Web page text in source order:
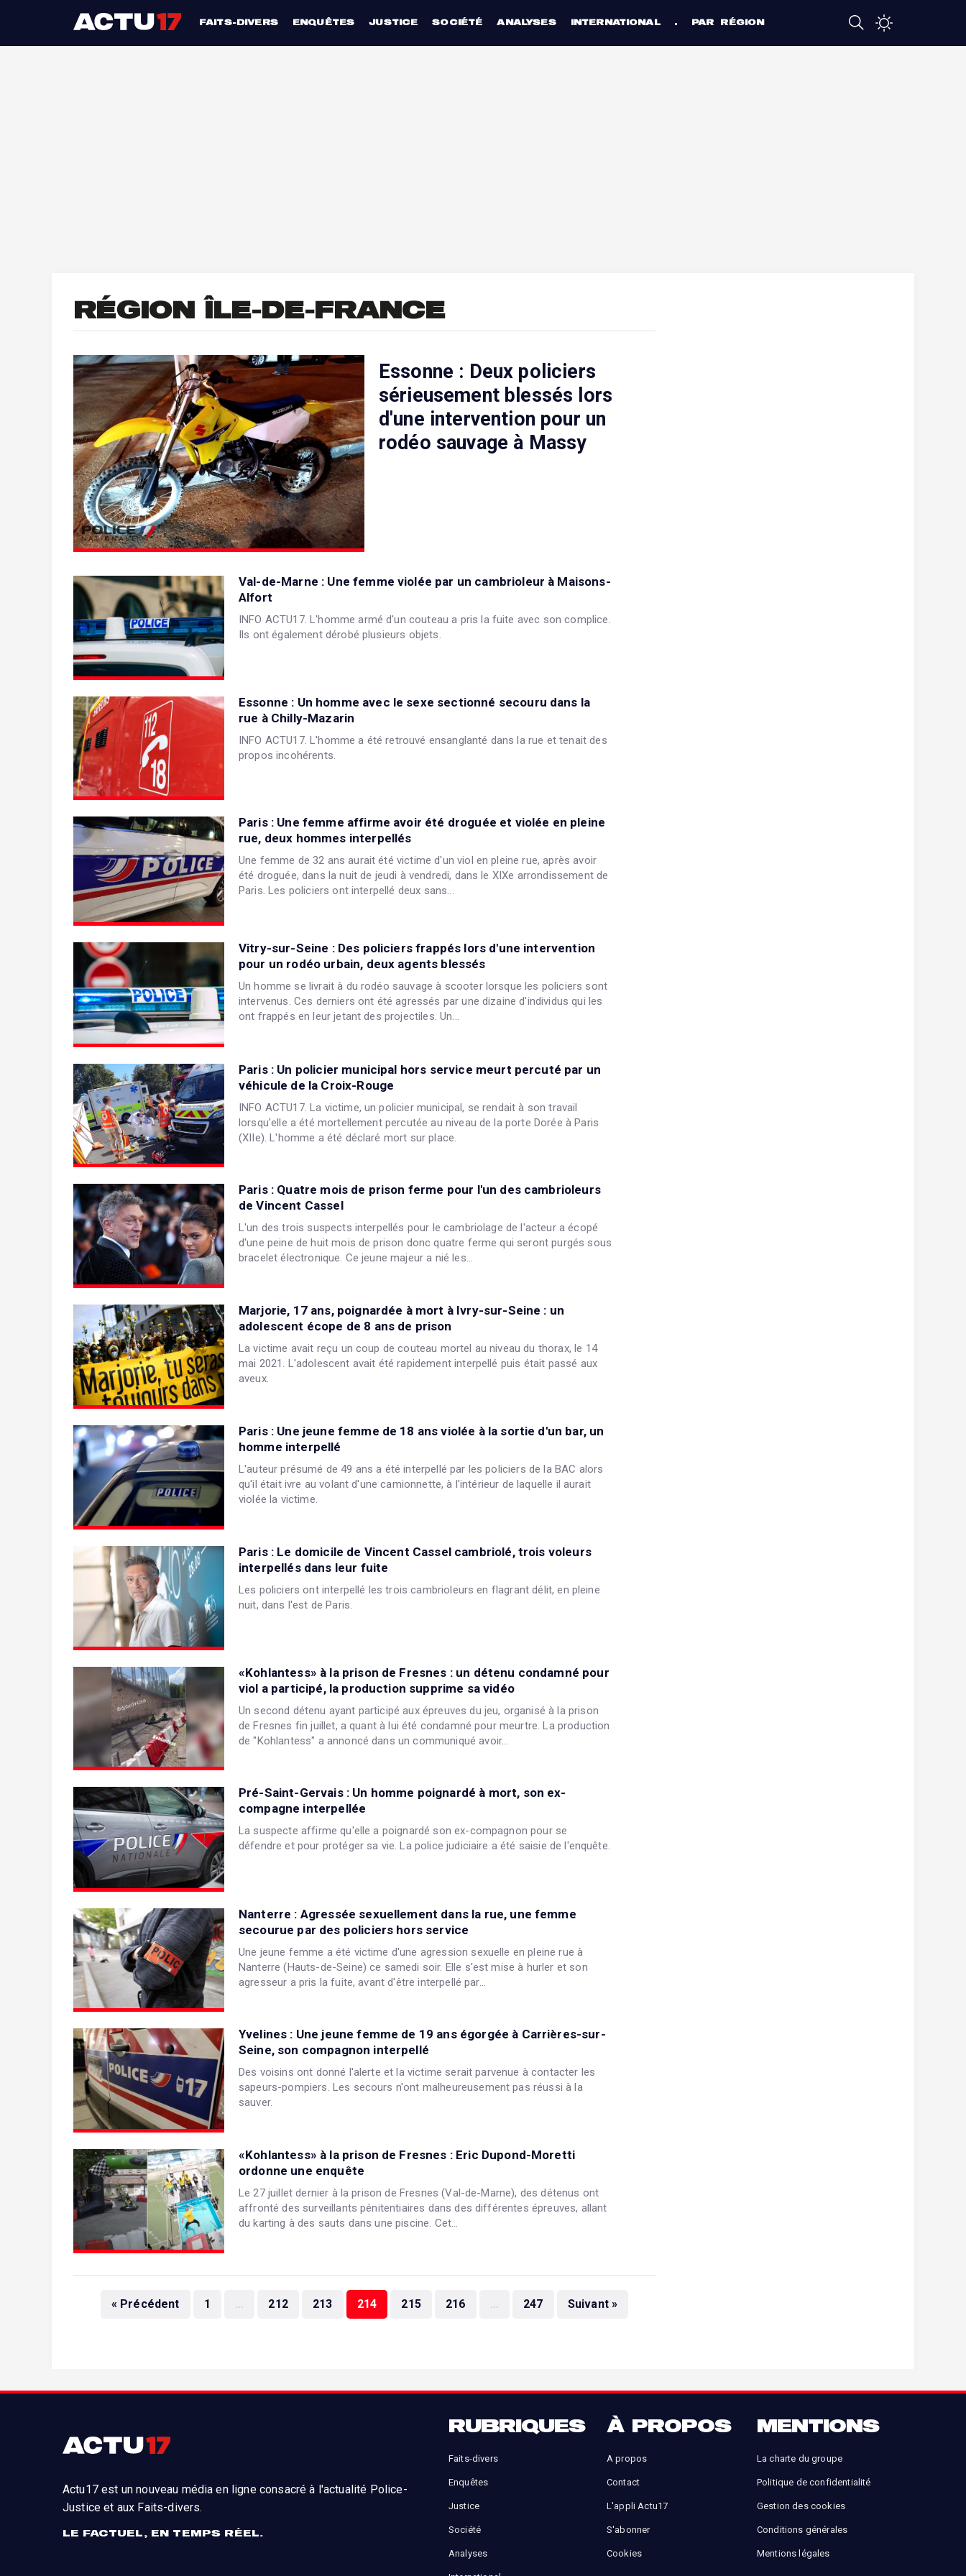
FAITS-DIVERS ENQUÊTES JUSTICE SOCIÉTÉ ANALYSES INTERNATIONAL PAR RÉGION
RÉGION ÎLE-DE-FRANCE
Essonne : Deux policiers
sérieusement blessés lors
d'une intervention pour un
rodéo sauvage à Massy
Val-de-Marne : Une femme violée par un cambrioleur à Maisons-
Alfort
INFO ACTU17. L'homme armé d'un couteau a pris la fuite avec son complice.
Ils ont également dérobé plusieurs objets.
Essonne : Un homme avec le sexe sectionné secouru dans la
rue à Chilly-Mazarin
INFO ACTU17. L'homme a été retrouvé ensanglanté dans la rue et tenait des
propos incohérents.
Paris : Une femme affirme avoir été droguée et violée en pleine
rue, deux hommes interpellés
Une femme de 32 ans aurait été victime d'un viol en pleine rue, après avoir
été droguée, dans la nuit de jeudi à vendredi, dans le XIXe arrondissement de
Paris. Les policiers ont interpellé deux sans...
Vitry-sur-Seine : Des policiers frappés lors d'une intervention
pour un rodéo urbain, deux agents blessés
Un homme se livrait à du rodéo sauvage à scooter lorsque les policiers sont
intervenus. Ces derniers ont été agressés par une dizaine d'individus qui les
ont frappés en leur jetant des projectiles. Un...
Paris : Un policier municipal hors service meurt percuté par un
véhicule de la Croix-Rouge
INFO ACTU17. La victime, un policier municipal, se rendait à son travail
lorsqu'elle a été mortellement percutée au niveau de la porte Dorée à Paris
(XIIe). L'homme a été déclaré mort sur place.
Paris : Quatre mois de prison ferme pour l'un des cambrioleurs
de Vincent Cassel
L'un des trois suspects interpellés pour le cambriolage de l'acteur a écopé
d'une peine de huit mois de prison donc quatre ferme qui seront purgés sous
bracelet électronique. Ce jeune majeur a nié les...
Marjorie, 17 ans, poignardée à mort à Ivry-sur-Seine : un
adolescent écope de 8 ans de prison
La victime avait reçu un coup de couteau mortel au niveau du thorax, le 14
mai 2021. L'adolescent avait été rapidement interpellé puis était passé aux
aveux.
Paris : Une jeune femme de 18 ans violée à la sortie d'un bar, un
homme interpellé
L'auteur présumé de 49 ans a été interpellé par les policiers de la BAC alors
qu'il était ivre au volant d'une camionnette, à l'intérieur de laquelle il aurait
violée la victime.
Paris : Le domicile de Vincent Cassel cambriolé, trois voleurs
interpellés dans leur fuite
Les policiers ont interpellé les trois cambrioleurs en flagrant délit, en pleine
nuit, dans l'est de Paris.
«Kohlantess» à la prison de Fresnes : un détenu condamné pour
viol a participé, la production supprime sa vidéo
Un second détenu ayant participé aux épreuves du jeu, organisé à la prison
de Fresnes fin juillet, a quant à lui été condamné pour meurtre. La production
de "Kohlantess" a annoncé dans un communiqué avoir...
Pré-Saint-Gervais : Un homme poignardé à mort, son ex-
compagne interpellée
La suspecte affirme qu'elle a poignardé son ex-compagnon pour se
défendre et pour protéger sa vie. La police judiciaire a été saisie de l'enquête.
Nanterre : Agressée sexuellement dans la rue, une femme
secourue par des policiers hors service
Une jeune femme a été victime d'une agression sexuelle en pleine rue à
Nanterre (Hauts-de-Seine) ce samedi soir. Elle s'est mise à hurler et son
agresseur a pris la fuite, avant d'être interpellé par...
Yvelines : Une jeune femme de 19 ans égorgée à Carrières-sur-
Seine, son compagnon interpellé
Des voisins ont donné l'alerte et la victime serait parvenue à contacter les
sapeurs-pompiers. Les secours n'ont malheureusement pas réussi à la
sauver.
«Kohlantess» à la prison de Fresnes : Eric Dupond-Moretti
ordonne une enquête
Le 27 juillet dernier à la prison de Fresnes (Val-de-Marne), des détenus ont
affronté des surveillants pénitentiaires dans des différentes épreuves, allant
du karting à des sauts dans une piscine. Cet...
« Précédent 1 … 212 213 214 215 216 … 247 Suivant »
Actu17 est un nouveau média en ligne consacré à l'actualité Police-
Justice et aux Faits-divers.
LE FACTUEL, EN TEMPS RÉEL.
RUBRIQUES
Faits-divers
Enquêtes
Justice
Société
Analyses
À PROPOS
A propos
Contact
L'appli Actu17
S'abonner
Cookies
MENTIONS
La charte du groupe
Politique de confidentialité
Gestion des cookies
Conditions générales
Mentions légales